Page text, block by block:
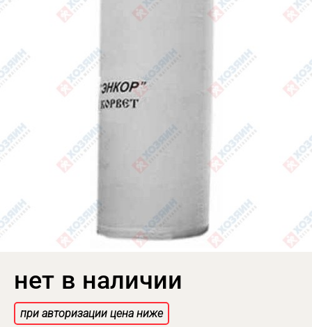
нет в наличии
при авторизации цена ниже